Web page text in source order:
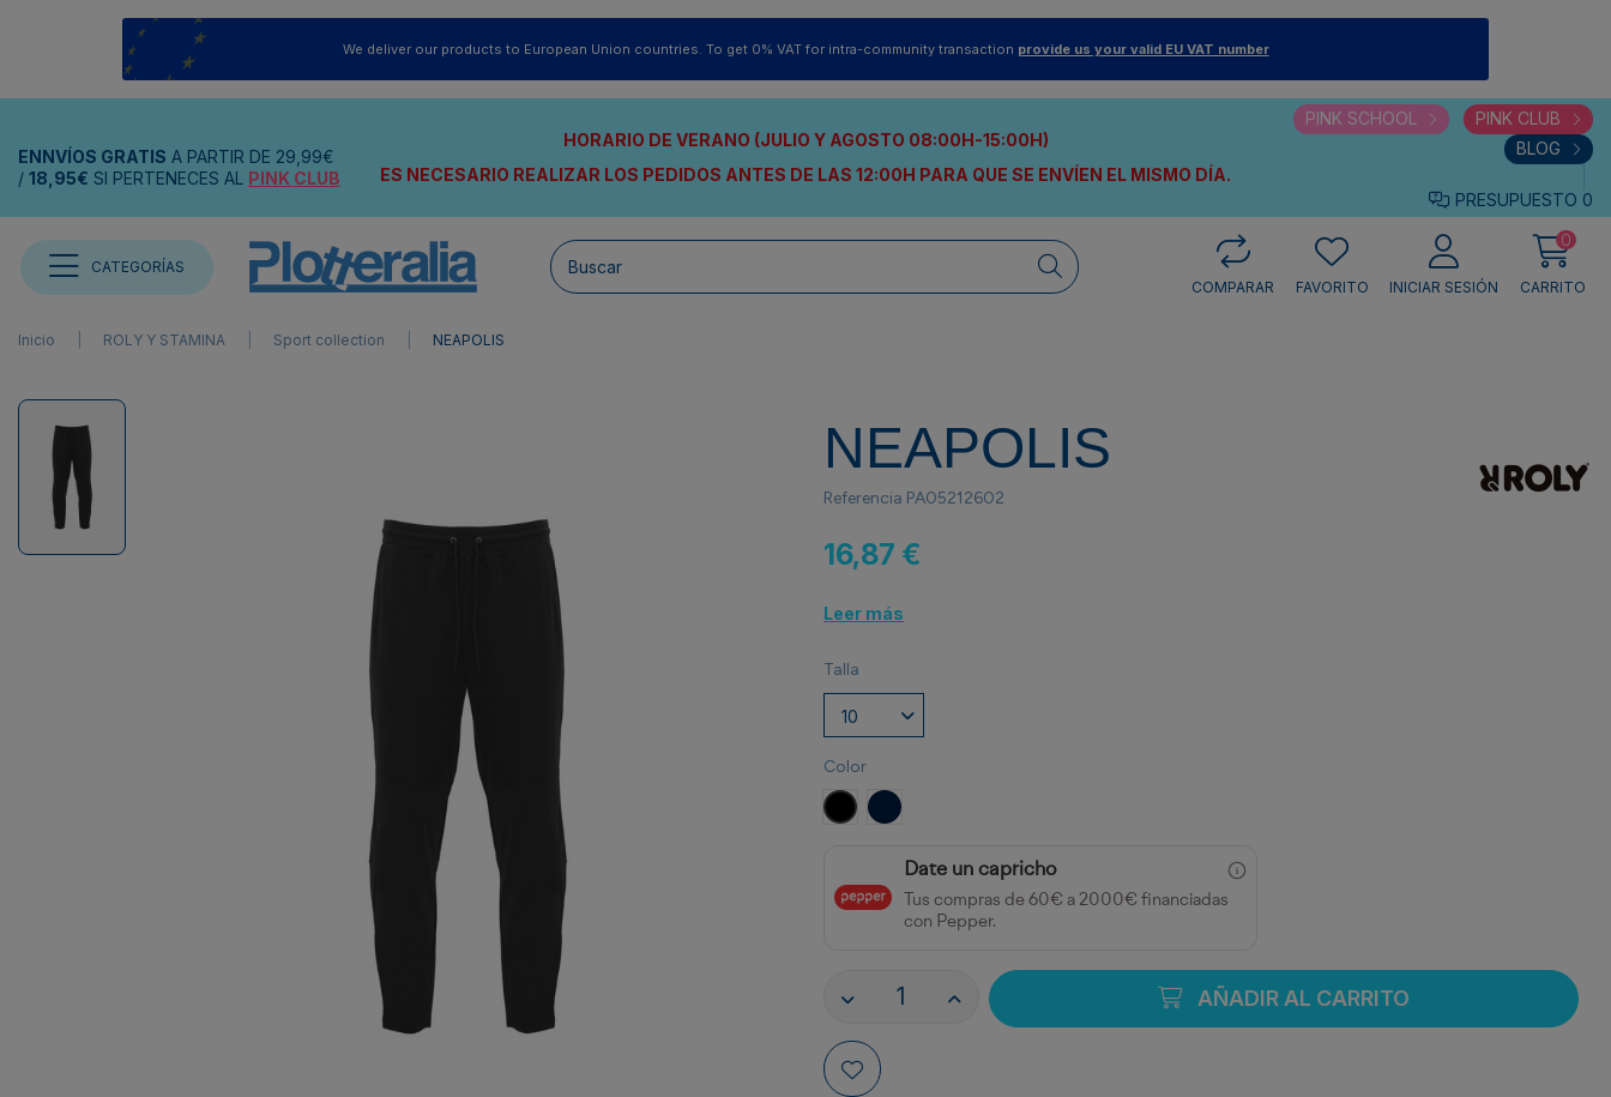
We deliver our products to European Union countries. To get 0% VAT for intra-community transaction provide us your valid EU VAT number
ENNVÍOS GRATIS A PARTIR DE 29,99€
/ 18,95€ SI PERTENECES AL PINK CLUB
HORARIO DE VERANO (JULIO Y AGOSTO 08:00H-15:00H)
ES NECESARIO REALIZAR LOS PEDIDOS ANTES DE LAS 12:00H PARA QUE SE ENVÍEN EL MISMO DÍA.
PINK SCHOOL
PINK CLUB
BLOG
PRESUPUESTO 0
CATEGORÍAS
COMPARAR
FAVORITO INICIAR SESIÓN
0
CARRITO
Inicio ROLY Y STAMINA Sport collection NEAPOLIS
NEAPOLIS
Referencia PA05212602
16,87 €
Leer más
Talla
Color
NEGRO MARINO
Date un capricho
Tus compras de 60€ a 2000€ financiadas
con Pepper.
AÑADIR AL CARRITO